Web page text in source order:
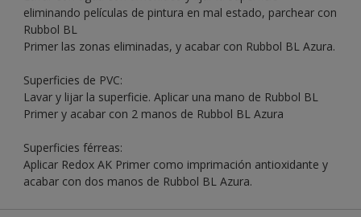
eliminando películas de pintura en mal estado, parchear con
Rubbol BL
Primer las zonas eliminadas, y acabar con Rubbol BL Azura.
Superficies de PVC:
Lavar y lijar la superficie. Aplicar una mano de Rubbol BL
Primer y acabar con 2 manos de Rubbol BL Azura
Superficies férreas:
Aplicar Redox AK Primer como imprimación antioxidante y
acabar con dos manos de Rubbol BL Azura.